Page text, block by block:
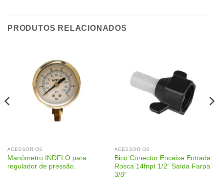
PRODUTOS RELACIONADOS
ACESSÓRIOS
Manômetro INDFLO para
regulador de pressão.
ACESSÓRIOS
Bico Conector Encaixe Entrada
Rosca 14fnpt 1/2″ Saída Farpa
3/8″